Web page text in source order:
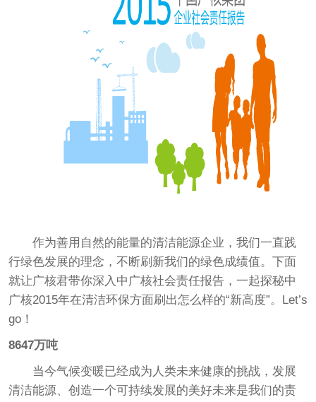
作为善用自然的能量的清洁能源企业，我们一直践
行绿色发展的理念，不断刷新我们的绿色成绩值。下面
就让广核君带你深入中广核社会责任报告，一起探秘中
广核2015年在清洁环保方面刷出怎么样的“新高度”。Let’s
go！
8647万吨
当今气候变暖已经成为人类未来健康的挑战，发展
清洁能源、创造一个可持续发展的美好未来是我们的责